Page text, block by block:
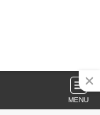
MENU